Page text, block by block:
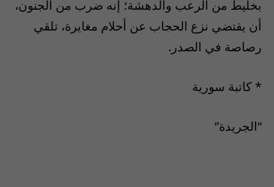
بخليط من الرعب والدهشة؛ إنه ضرب من الجنون،
أن يقتضي نزع الحجاب عن أحلام مغايرة، تلقي
رصاصة في الصدر.
* كاتبة سورية
“الجريدة”